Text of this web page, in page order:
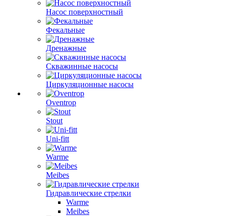
Насос поверхностный
Фекальные
Дренажные
Скважинные насосы
Циркуляционные насосы
Oventrop
Stout
Uni-fitt
Warme
Meibes
Гидравлические стрелки
Warme
Meibes